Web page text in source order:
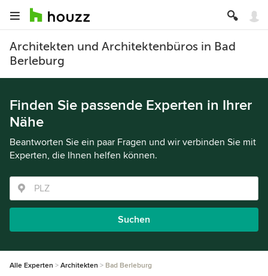
Architekten und Architektenbüros in Bad
Berleburg
Finden Sie passende Experten in Ihrer
Nähe
Beantworten Sie ein paar Fragen und wir verbinden Sie mit
Experten, die Ihnen helfen können.
Suchen
Alle Experten Architekten Bad Berleburg